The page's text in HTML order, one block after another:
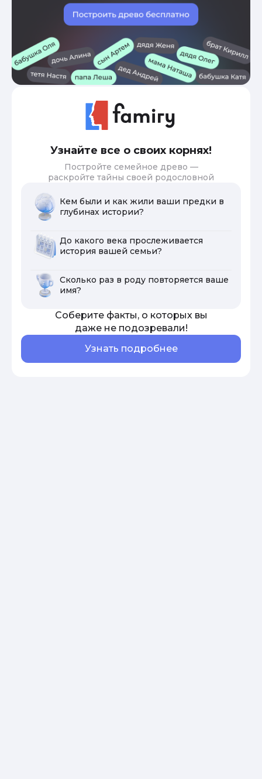
Узнайте все о своих корнях!
Постройте семейное древо —
раскройте тайны своей родословной
Кем были и как жили ваши предки в
глубинах истории?
До какого века прослеживается
история вашей семьи?
Сколько раз в роду повторяется ваше
имя?
Соберите факты, о которых вы
даже не подозревали!
Узнать подробнее